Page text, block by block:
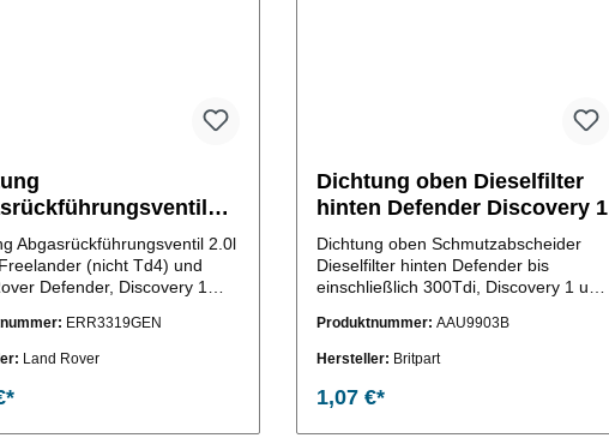
300Tdi
Abgasrückführungsventil 2.0l
(nicht Td4) und
Defender, Discovery 1
Vergleichs-Nr.:ERR3319)
ERR3319GEN
Land Rover
Dichtung oben Dieselfilter
hinten Defender Discovery 1
Dichtung oben Schmutzabscheider
Dieselfilter hinten Defender bis
einschließlich 300Tdi, Discovery 1 und
Nr.: AAU9903 )
Produktnummer: AAU9903B
Hersteller: Britpart
1,07 €*